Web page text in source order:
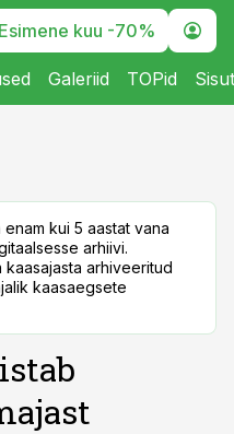
Esimene kuu -70%
Galeriid TOPid
kui 5 aastat vana
arhiivi.
arhiveeritud
kaasaegsete